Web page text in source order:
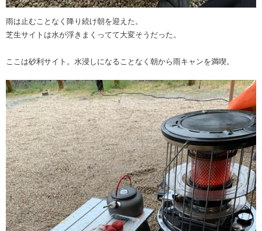
雨は止むことなく降り続け朝を迎えた。
芝生サイトは水が浮きまくってて大変そうだった。
ここは砂利サイト。水浸しになることなく朝から雨キャンを満喫。